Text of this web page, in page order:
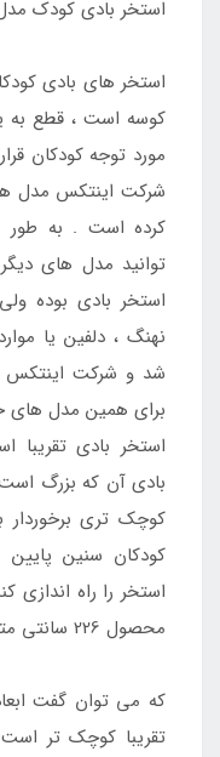
استخر بادی کودک
استخر های بادی
کوسه است ، قطع به
مورد توجه کودکان
شرکت اینتکس مدل
کرده است . به طور
توانید مدل های
استخر بادی بوده
نهنگ ، دلفین یا
شد و شرکت اینتکس
برای همین مدل های
استخر بادی
بادی آن که بزرگ است
کوچک تری برخوردار
کودکان سنین
محصول 226 سانتی متر خواهد بود .
که می توان گفت
تقریبا کوچک تر است